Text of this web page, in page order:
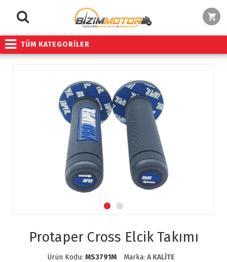
TÜM KATEGORİLER
Protaper Cross Elcik Takımı
Ürün Kodu: MS3791M Marka: A KALİTE